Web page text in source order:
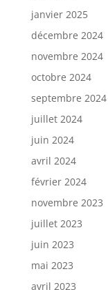
janvier 2025
décembre 2024
novembre 2024
octobre 2024
septembre 2024
juillet 2024
juin 2024
avril 2024
février 2024
novembre 2023
juillet 2023
juin 2023
mai 2023
avril 2023